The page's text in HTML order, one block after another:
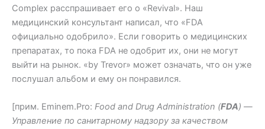
Complex расспрашивает его о «Revival». Наш
медицинский консультант написал, что «FDA
официально одобрило». Если говорить о медицинских
препаратах, то пока FDA не одобрит их, они не могут
выйти на рынок. «by Trevor» может означать, что он уже
послушал альбом и ему он понравился.
[прим. Eminem.Pro: Food and Drug Administration (FDA) —
Управление по санитарному надзору за качеством